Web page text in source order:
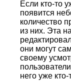
Если кто-то
появится
количество
из них. Эта
они могут
своему
него уже кто-